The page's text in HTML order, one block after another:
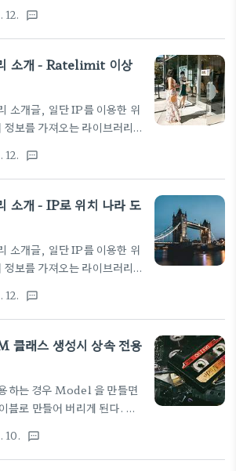
latest/ Django Admin
플랫폼이 있다. 간단한 소
다. - 현재 듣고 있는 장고 강
을 공부할 겸 추려본다 -
1 - URL Shortener 서비스
- Django REST
REST 를 아주 쉽게 장고에
진 플랫폼이다. 말대로 쓰기
다. 이제 알았지만 Flask 기
12. textsms
소개 - Ratelimit 이상
소개글, 일단 IP를 이용한 위
보를 가져오는 라이브러리,
보자. 현재 듣고 있는 장고
용을 공부할 겸 추려본다 -
1 - URL Shortener 서비스
기능 초당 몇회, 분당 몇
면 자동으로 조정해서 서비스
redirect 를 하던 처리를 할
로 구현이 가능하다. 일단
~~~ 설치는 $ pip install
12. textsms
소개 - IP로 위치 나라 도
소개글, 일단 IP를 이용한 위
보를 가져오는 라이브러리,
보자. 현재 듣고 있는 장고
용을 공부할 겸 추려본다 -
1 - URL Shortener 서비스
위치정보 IP나 도메인 주소
위치 정보를 가져오는 라이브
정보를 별도 데이터베이스
있다. 주기적으로 이 DB를
꽤 괜찮은 정확한 정보를 사
12. textsms
하는 경우 Model 을 만들면
블로 만들어 버리게 된다. 그
드가 Meta 라는 것이 있네.
젝트 1 - URL Shortener
10. textsms